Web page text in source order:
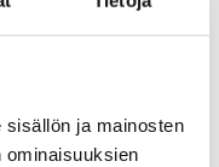
ja mainosten
ominaisuuksien
X07V2-K KEVI